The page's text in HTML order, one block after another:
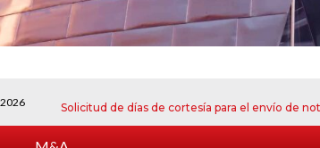
Solicitud de días de cortesía para el envío de